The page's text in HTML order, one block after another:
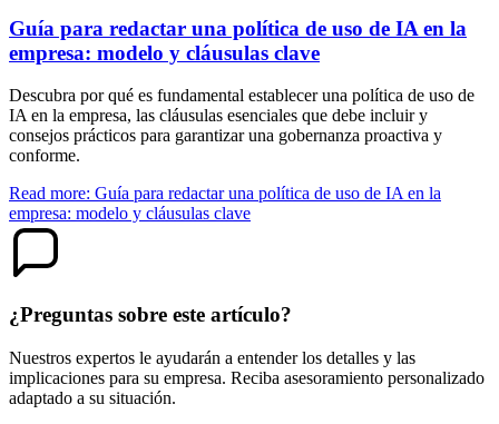
Guía para redactar una política de uso de IA en la
empresa: modelo y cláusulas clave
Descubra por qué es fundamental establecer una política de uso de
IA en la empresa, las cláusulas esenciales que debe incluir y
consejos prácticos para garantizar una gobernanza proactiva y
conforme.
Read more: Guía para redactar una política de uso de IA en la
empresa: modelo y cláusulas clave
¿Preguntas sobre este artículo?
Nuestros expertos le ayudarán a entender los detalles y las
implicaciones para su empresa. Reciba asesoramiento personalizado
adaptado a su situación.